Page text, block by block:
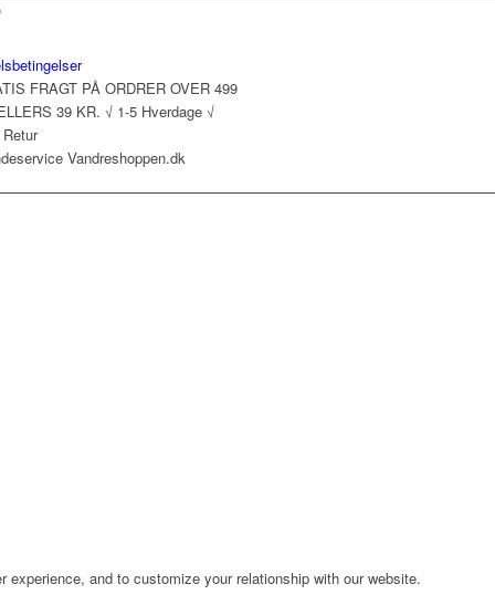
FRAGT PÅ ORDRER OVER 499
39 KR. √ 1-5 Hverdage √
and to customize your relationship with our website.